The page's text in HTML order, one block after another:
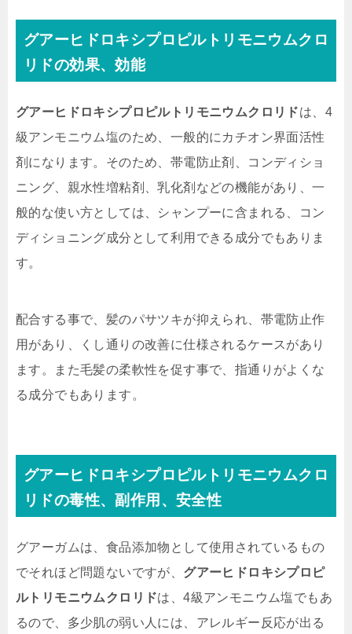
グアーヒドロキシプロピルトリモニウムクロ
リドの効果、効能
グアーヒドロキシプロピルトリモニウムクロリドは、4
級アンモニウム塩のため、一般的にカチオン界面活性
剤になります。そのため、帯電防止剤、コンディショ
ニング、親水性増粘剤、乳化剤などの機能があり、一
般的な使い方としては、シャンプーに含まれる、コン
ディショニング成分として利用できる成分でもありま
す。
配合する事で、髪のパサツキが抑えられ、帯電防止作
用があり、くし通りの改善に仕様されるケースがあり
ます。また毛髪の柔軟性を促す事で、指通りがよくな
る成分でもあります。
グアーヒドロキシプロピルトリモニウムクロ
リドの毒性、副作用、安全性
グアーガムは、食品添加物として使用されているもの
でそれほど問題ないですが、 グアーヒドロキシプロピ
ルトリモニウムクロリドは、4級アンモニウム塩でもあ
るので、多少肌の弱い人には、アレルギー反応が出る